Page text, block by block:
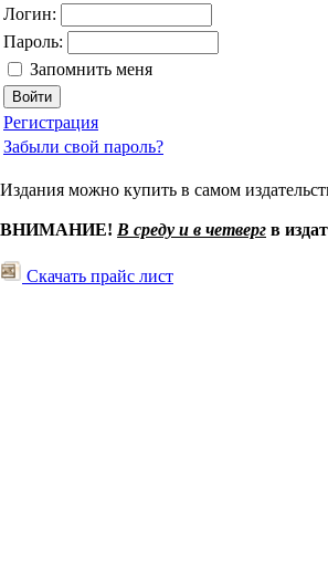
Логин:
Пароль:
Запомнить меня
Регистрация
Забыли свой пароль?
Издания можно купить в самом
ВНИМАНИЕ! В среду и в четверг в
Скачать прайс лист